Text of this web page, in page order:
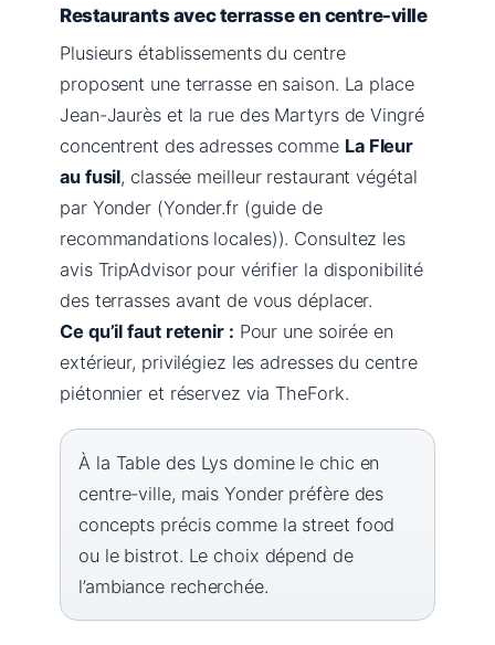
Restaurants avec terrasse en centre-ville
Plusieurs établissements du centre
proposent une terrasse en saison. La place
Jean-Jaurès et la rue des Martyrs de Vingré
concentrent des adresses comme La Fleur
au fusil, classée meilleur restaurant végétal
par Yonder (Yonder.fr (guide de
recommandations locales)). Consultez les
avis TripAdvisor pour vérifier la disponibilité
des terrasses avant de vous déplacer.
Ce qu’il faut retenir : Pour une soirée en
extérieur, privilégiez les adresses du centre
piétonnier et réservez via TheFork.
À la Table des Lys domine le chic en
centre-ville, mais Yonder préfère des
concepts précis comme la street food
ou le bistrot. Le choix dépend de
l’ambiance recherchée.